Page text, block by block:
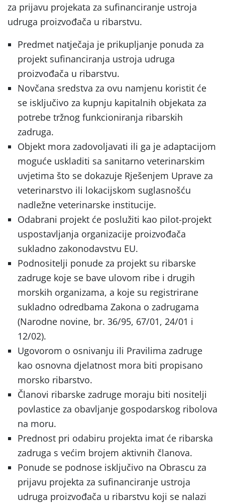
za prijavu projekata za sufinanciranje ustroja
udruga proizvođača u ribarstvu.
Predmet natječaja je prikupljanje ponuda za
projekt sufinanciranja ustroja udruga
proizvođača u ribarstvu.
Novčana sredstva za ovu namjenu koristit će
se isključivo za kupnju kapitalnih objekata za
potrebe tržnog funkcioniranja ribarskih
zadruga.
Objekt mora zadovoljavati ili ga je adaptacijom
moguće uskladiti sa sanitarno veterinarskim
uvjetima što se dokazuje Rješenjem Uprave za
veterinarstvo ili lokacijskom suglasnošću
nadležne veterinarske institucije.
Odabrani projekt će poslužiti kao pilot-projekt
uspostavljanja organizacije proizvođača
sukladno zakonodavstvu EU.
Podnositelji ponude za projekt su ribarske
zadruge koje se bave ulovom ribe i drugih
morskih organizama, a koje su registrirane
sukladno odredbama Zakona o zadrugama
(Narodne novine, br. 36/95, 67/01, 24/01 i
12/02).
Ugovorom o osnivanju ili Pravilima zadruge
kao osnovna djelatnost mora biti propisano
morsko ribarstvo.
Članovi ribarske zadruge moraju biti nositelji
povlastice za obavljanje gospodarskog ribolova
na moru.
Prednost pri odabiru projekta imat će ri­barska
zadruga s većim brojem aktivnih čla­nova.
Ponude se podnose isključivo na Obrascu za
prijavu projekta za sufinanciranje ustroja
udruga proizvođača u ribarstvu koji se nalazi